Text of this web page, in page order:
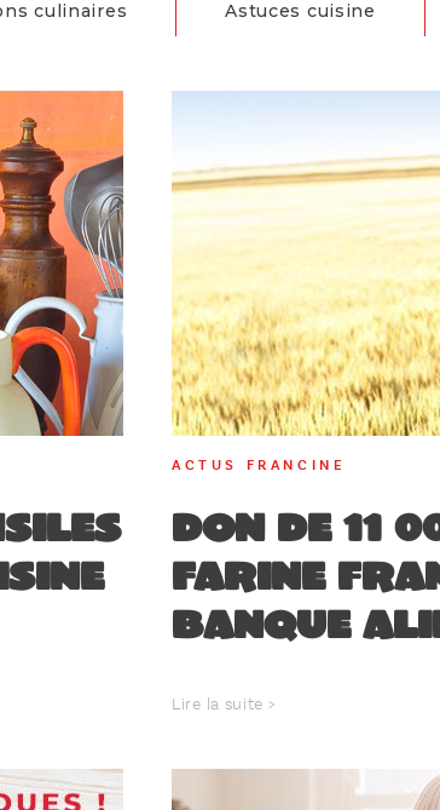
culinaires Astuces cuisine
ACTUS FRANCINE
Don de 11
farine
Banque
Lire la suite >